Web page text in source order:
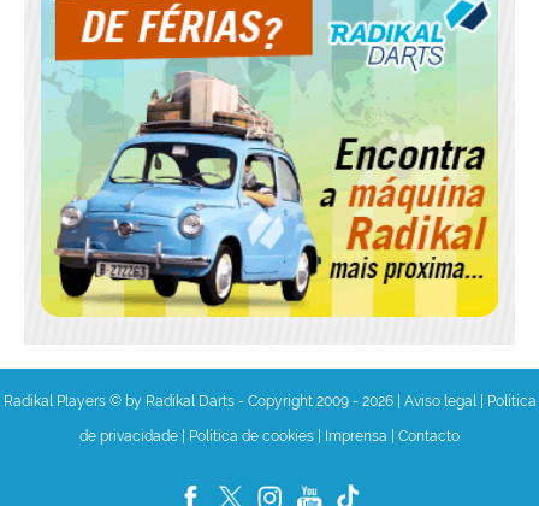
Radikal Players © by Radikal Darts - Copyright 2009 - 2026 Aviso legal| Política
de privacidade Política de cookies Imprensa Contacto